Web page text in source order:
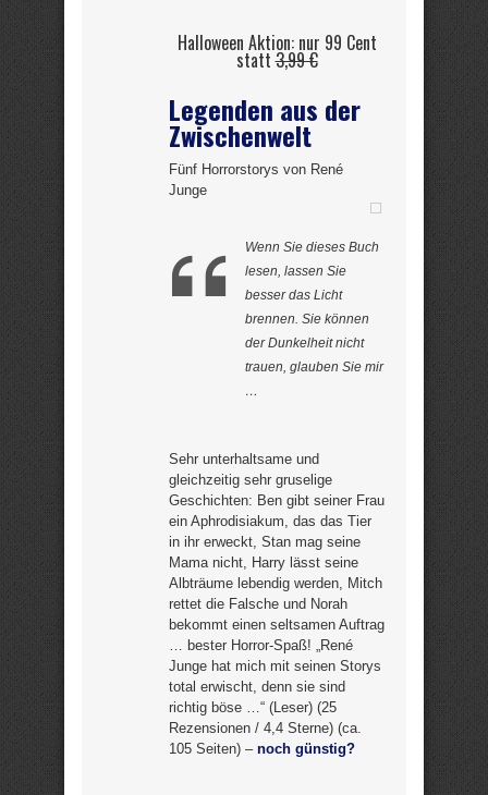
Halloween Aktion: nur 99 Cent
statt3,99 €
Legenden aus der
Zwischenwelt
Fünf Horrorstorys von René
Junge
Wenn Sie dieses Buch
lesen, lassen Sie
besser das Licht
brennen. Sie können
der Dunkelheit nicht
trauen, glauben Sie mir
…
Sehr unterhaltsame und
gleichzeitig sehr gruselige
Geschichten: Ben gibt seiner Frau
ein Aphrodisiakum, das das Tier
in ihr erweckt, Stan mag seine
Mama nicht, Harry lässt seine
Albträume lebendig werden, Mitch
rettet die Falsche und Norah
bekommt einen seltsamen Auftrag
… bester Horror-Spaß! „René
Junge hat mich mit seinen Storys
total erwischt, denn sie sind
richtig böse …“ (Leser) (25
Rezensionen / 4,4 Sterne) (ca.
105 Seiten) – noch günstig?